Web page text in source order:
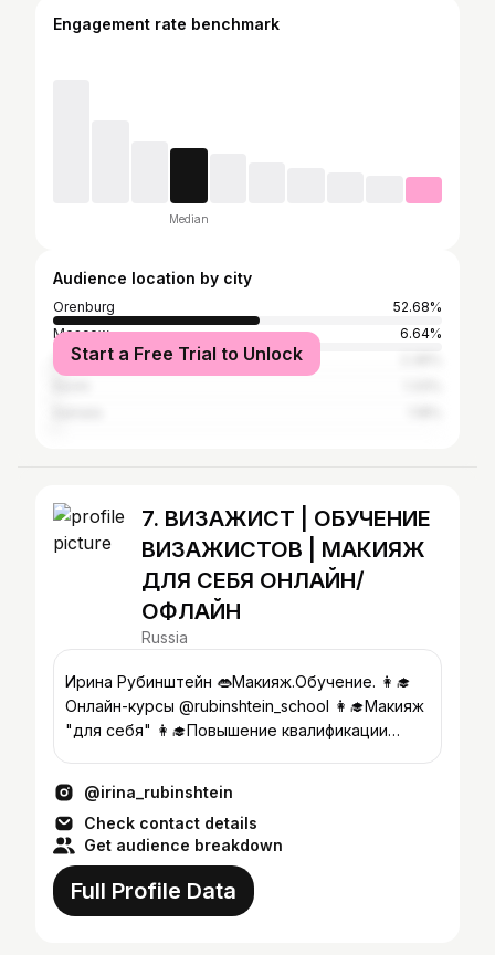
Engagement rate benchmark
Median
Audience location by city
Orenburg
52.68%
Moscow
6.64%
Saint Petersburg
Start a Free Trial to Unlock
7. ВИЗАЖИСТ | ОБУЧЕНИЕ
ВИЗАЖИСТОВ | МАКИЯЖ
ДЛЯ СЕБЯ ОНЛАЙН/
ОФЛАЙН
Russia
Ирина Рубинштейн 👄Макияж.Обучение. 👩‍🎓
Онлайн-курсы @rubinshtein_school 👩‍🎓Макияж
"для себя" 👩‍🎓Повышение квалификации
@irina_rubinshtein
Check contact details
Get audience breakdown
Full Profile Data